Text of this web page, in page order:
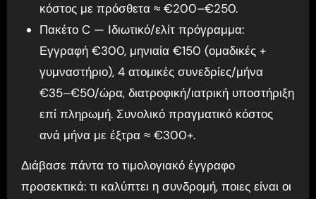
κόστος με πρόσθετα ≈ €200–€250.
Πακέτο C — Ιδιωτικό/ελίτ πρόγραμμα:
Εγγραφή €300, μηνιαία €150 (ομαδικές +
γυμναστήριο), 4 ατομικές συνεδρίες/μήνα
€35–€50/ώρα, διατροφική/ιατρική υποστήριξη
επί πληρωμή. Συνολικό πραγματικό κόστος
ανά μήνα με έξτρα ≈ €300+.
Διάβασε πάντα το τιμολογιακό έγγραφο
προσεκτικά: τι καλύπτει η συνδρομή, ποιες είναι οι